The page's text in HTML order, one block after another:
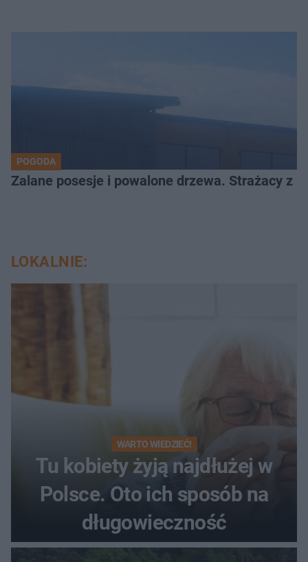
POGODA
Zalane posesje i powalone drzewa. Strażacy z
LOKALNIE:
WARTO WIEDZIEĆ!
Tu kobiety żyją najdłużej w
Polsce. Oto ich sposób na
długowieczność